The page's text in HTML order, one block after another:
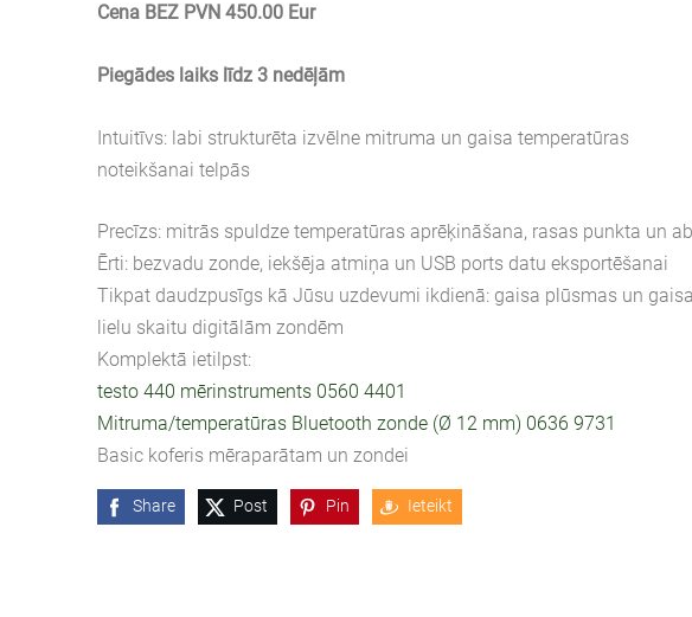
Cena BEZ PVN 450.00 Eur
Piegādes laiks līdz 3 nedēļām
Intuitīvs: labi strukturēta izvēlne mitruma un gaisa temperatūras
noteikšanai telpās
Precīzs: mitrās spuldze temperatūras aprēķināšana, rasas punkta un
Ērti: bezvadu zonde, iekšēja atmiņa un USB ports datu eksportēšanai
Tikpat daudzpusīgs kā Jūsu uzdevumi ikdienā: gaisa plūsmas un
lielu skaitu digitālām zondēm
Komplektā ietilpst:
testo 440 mērinstruments 0560 4401
Mitruma/temperatūras Bluetooth zonde (Ø 12 mm) 0636 9731
Basic koferis mēraparātam un zondei
Share Post Pin Ieteikt